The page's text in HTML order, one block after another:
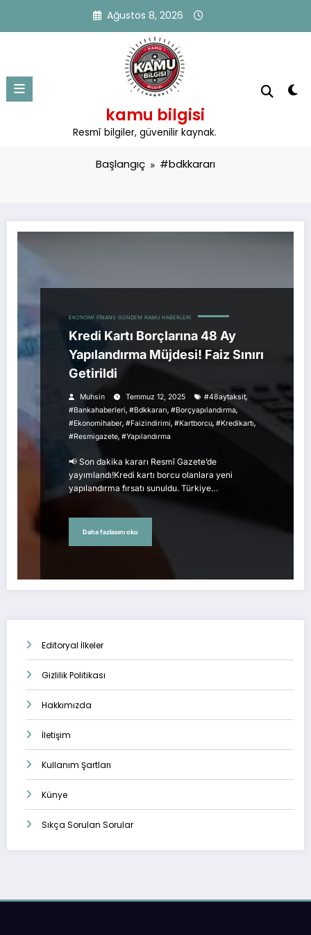
Ağustos 8, 2026
kamu bilgisi
Resmî bilgiler, güvenilir kaynak.
Etiket: #bdkkararı
Başlangıç #bdkkararı
EKONOMI FINANS GÜNDEM KAMU HABERLERI
Kredi Kartı Borçlarına 48 Ay
Yapılandırma Müjdesi! Faiz Sınırı
Getirildi
Muhsin Temmuz 12, 2025 #48aytaksit,
#bankahaberleri, #bdkkararı, #borçyapılandırma,
#ekonomihaber, #faizindirimi, #kartborcu, #kredikartı,
#resmigazete, #yapılandırma
📢 Son dakika kararı Resmî Gazete’de
yayımlandı!Kredi kartı borcu olanlara yeni
yapılandırma fırsatı sunuldu. Türkiye…
Daha fazlasını oku
Editoryal İlkeler
Gizlilik Politikası
Hakkımızda
İletişim
Kullanım Şartları
Künye
Sıkça Sorulan Sorular